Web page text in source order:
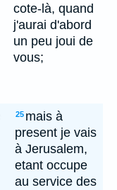
cote-là, quand
j'aurai d'abord
un peu joui de
vous;
25 mais à
present je vais
à Jerusalem,
etant occupe
au service des